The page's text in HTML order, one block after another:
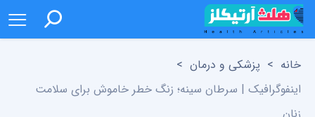
خانه > پزشکی و درمان >
اینفوگرافیک | سرطان سینه؛ زنگ خطر خاموش برای سلامت